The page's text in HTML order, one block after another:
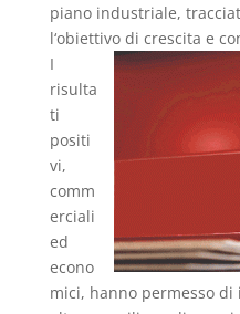
piano industriale,
l‘obiettivo di crescita e
I
risulta
ti
positi
vi,
comm
erciali
ed
econo
mici, hanno permesso di